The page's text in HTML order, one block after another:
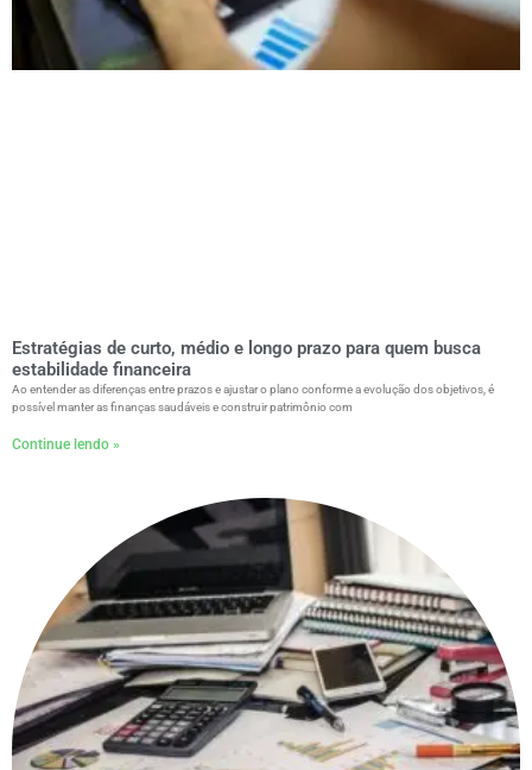
Estratégias de curto, médio e longo prazo para quem busca
estabilidade financeira
Ao entender as diferenças entre prazos e ajustar o plano conforme a evolução dos objetivos, é
possível manter as finanças saudáveis e construir patrimônio com
Continue lendo »